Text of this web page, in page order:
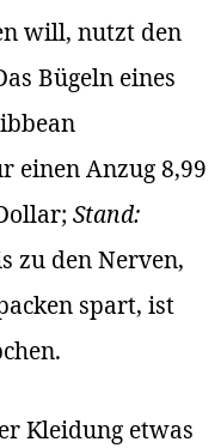
will, nutzt den
Bügeln eines
einen Anzug 8,99
Stand:
zu den Nerven,
spart, ist
Kleidung etwas